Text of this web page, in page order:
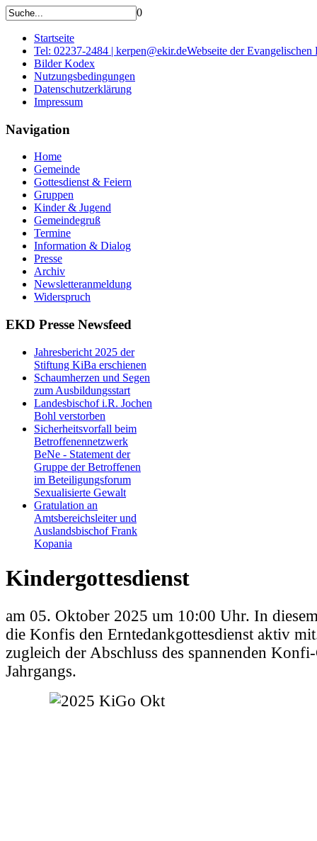
0
Startseite
Tel: 02237-2484 | kerpen@ekir.deWebseite der
Bilder Kodex
Nutzungsbedingungen
Datenschutzerklärung
Impressum
Navigation
Home
Gemeinde
Gottesdienst & Feiern
Gruppen
Kinder & Jugend
Gemeindegruß
Termine
Information & Dialog
Presse
Archiv
Newsletteranmeldung
Widerspruch
EKD Presse Newsfeed
Jahresbericht 2025 der
Stiftung KiBa erschienen
Schaumherzen und Segen
zum Ausbildungsstart
Landesbischof i.R. Jochen
Bohl verstorben
Sicherheitsvorfall beim
Betroffenennetzwerk
BeNe - Statement der
Gruppe der Betroffenen
im Beteiligungsforum
Sexualisierte Gewalt
Gratulation an
Amtsbereichsleiter und
Auslandsbischof Frank
Kopania
Kindergottesdienst
am 05. Oktober 2025 um 10:00 Uhr. In
die Konfis den Erntedankgottesdienst aktiv
zugleich der Abschluss des spannenden Konfi-
Jahrgangs.